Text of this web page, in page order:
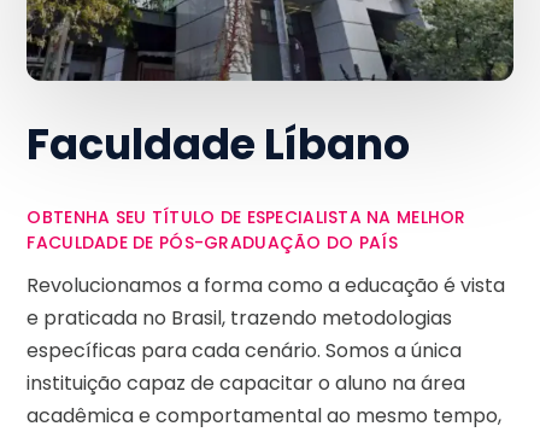
Faculdade Líbano
OBTENHA SEU TÍTULO DE ESPECIALISTA NA MELHOR
FACULDADE DE PÓS-GRADUAÇÃO DO PAÍS
Revolucionamos a forma como a educação é vista
e praticada no Brasil, trazendo metodologias
específicas para cada cenário. Somos a única
instituição capaz de capacitar o aluno na área
acadêmica e comportamental ao mesmo tempo,